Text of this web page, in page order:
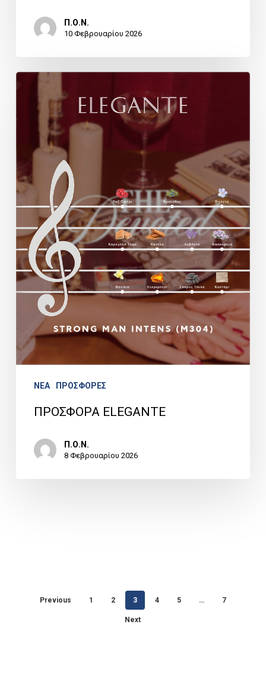
Π.Ο.Ν.
10 Φεβρουαρίου 2026
ΠΡΟΣΦΟΡΑ
ELEGANTE
NEA ΠΡΟΣΦΟΡΕΣ
ΠΡΟΣΦΟΡΑ ELEGANTE
Π.Ο.Ν.
8 Φεβρουαρίου 2026
Previous 1 2 3 4 5 … 7
Next